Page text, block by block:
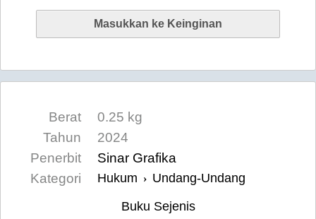
Berat
0.25 kg
Tahun
2024
Penerbit
Sinar Grafika
Kategori
Hukum › Undang-Undang
Buku Sejenis